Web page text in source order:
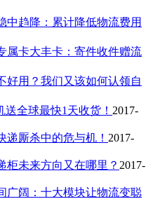
中趋降：累计降低物流费用
属卡大丰卡：寄件收件赠流
好用？我们又该如何认领自
全球最快1天收货！ 2017-
递厮杀中的危与机！ 2017-
柜未来方向又在哪里？ 2017-
广阔：十大模块让物流变聪